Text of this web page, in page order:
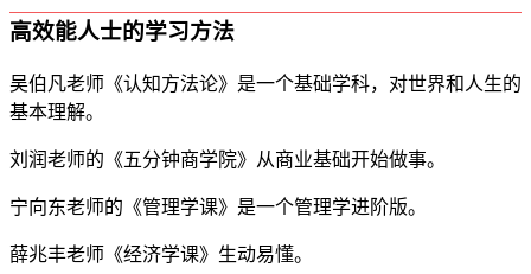
高效能人士的学习方法
吴伯凡老师《认知方法论》是一个基础学科，对世界和人生的
基本理解。
刘润老师的《五分钟商学院》从商业基础开始做事。
宁向东老师的《管理学课》是一个管理学进阶版。
薛兆丰老师《经济学课》生动易懂。